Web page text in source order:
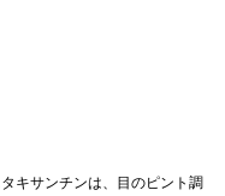
キサンチンは、目のピント調